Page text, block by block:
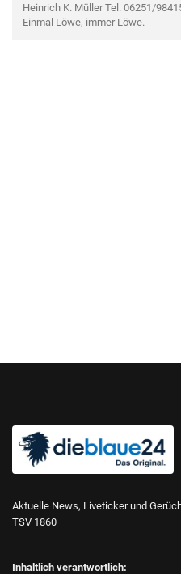
Heinrich K. Müller Tel. 06251/
Einmal Löwe, immer Löwe.
Aktuelle News, Liveticker und
TSV 1860
Inhaltlich verantwortlich: